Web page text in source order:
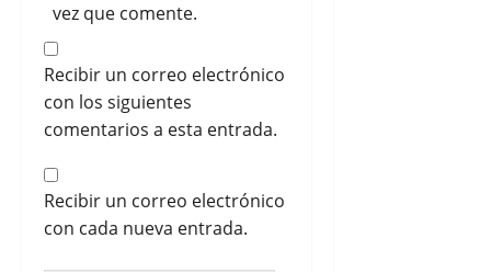
vez que comente.
Recibir un correo electrónico
con los siguientes
comentarios a esta entrada.
Recibir un correo electrónico
con cada nueva entrada.